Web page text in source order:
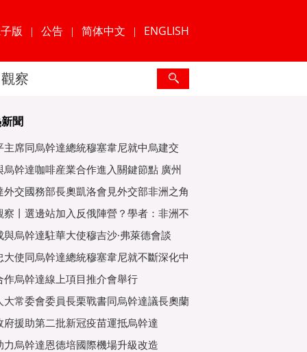
版 | 公告 | 简体中文 | ENGLISH
觀察
聞
主席同烏幹達總統穆塞韋尼就中烏建交
互緻
烏幹達咖啡産業合作進入關鍵節點 廣州
重
外交國務部長奧凱洛會見外交部非洲之角
使
察丨選邊站加入反俄陣營？學者：非洲不
與烏幹達駐華大使穆吉沙·弗萊德會談
大使同烏幹達總統穆塞韋尼就不斷深化中
關
作烏幹達線上項目推介會舉行
大常委會委員長栗戰書同烏幹達議長奧蘭
會
府援助第二批新冠疫苗運抵烏幹達
力烏幹達恩德培國際機場升級改造